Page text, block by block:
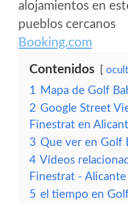
alojamientos en
pueblos cercanos
Booking.com
Contenidos
1 Mapa de Golf
2 Google Street
Finestrat en
3 Que ver en Golf
4 Vídeos
Finestrat - Alicante
5 el tiempo en